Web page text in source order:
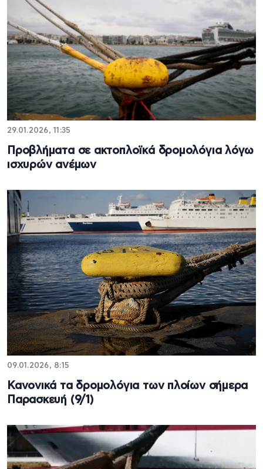
29.01.2026, 11:35
Προβλήματα σε ακτοπλοϊκά δρομολόγια λόγω
ισχυρών ανέμων
09.01.2026, 8:15
Κανονικά τα δρομολόγια των πλοίων σήμερα
Παρασκευή (9/1)